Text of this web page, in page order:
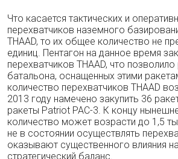
Что касается тактических и
перехватчиков наземного
THAAD, то их общее количество не
единиц. Пентагон на данное время
перехватчиков THAAD, что
батальона, оснащенных этими
количество перехватчиков THAAD
2013 году намечено закупить 36
ракеты Patriot PAC-3. К концу
количество может возрасти до 1,5
не в состоянии осуществлять
оказывают существенного влияния
стратегический баланс.